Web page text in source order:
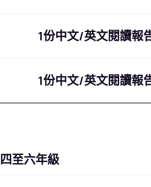
1份中文/英文閱讀報
1份中文/英文閱讀報
四至六年級